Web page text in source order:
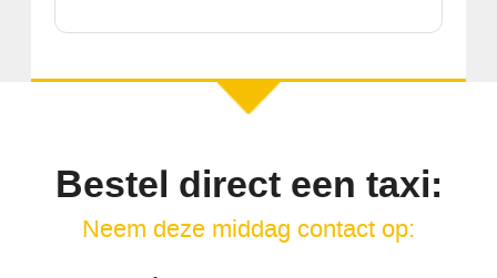
Bestel direct een taxi:
Neem deze middag contact op: